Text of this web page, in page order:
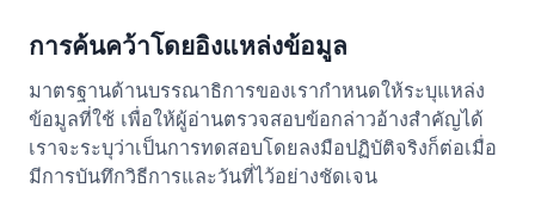
การค้นคว้าโดยอิงแหล่งข้อมูล
มาตรฐานด้านบรรณาธิการของเรากำหนดให้ระบุแหล่ง
ข้อมูลที่ใช้ เพื่อให้ผู้อ่านตรวจสอบข้อกล่าวอ้างสำคัญได้
เราจะระบุว่าเป็นการทดสอบโดยลงมือปฏิบัติจริงก็ต่อเมื่อ
มีการบันทึกวิธีการและวันที่ไว้อย่างชัดเจน